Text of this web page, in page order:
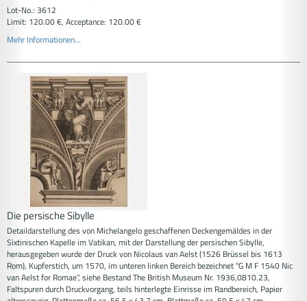
Lot-No.: 3612
Limit: 120.00 €, Acceptance: 120.00 €
Mehr Informationen...
Die persische Sibylle
Detaildarstellung des von Michelangelo geschaffenen Deckengemäldes in der
Sixtinischen Kapelle im Vatikan, mit der Darstellung der persischen Sibylle,
herausgegeben wurde der Druck von Nicolaus van Aelst (1526 Brüssel bis 1613
Rom), Kupferstich, um 1570, im unteren linken Bereich bezeichnet "G M F 1540 Nic
van Aelst for Romae", siehe Bestand The British Museum Nr. 1936,0810.23,
Faltspuren durch Druckvorgang, teils hinterlegte Einrisse im Randbereich, Papier